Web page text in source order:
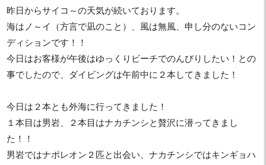
昨日からサイコ～の天気が続いております。
海はノ～イ（方言で凪のこと）、風は無風、申し分のないコン
ディションです！！
今日はお客様が午後はゆっくりビーチでのんびりしたい！との
事でしたので、ダイビングは午前中に２本してきました！
今日は２本とも外海に行ってきました！
１本目は男岩、２本目はナカチンシと贅沢に潜ってきまし
た！！
男岩ではナポレオン２匹と出会い、ナカチンシではキンギョハ